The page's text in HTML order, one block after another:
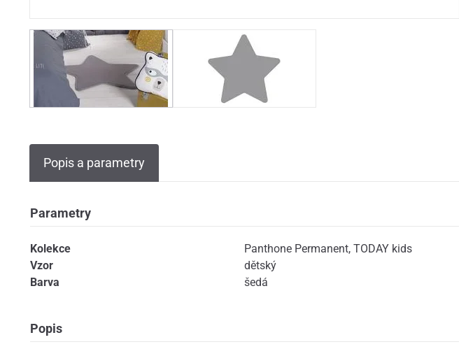
Popis a parametry
Parametry
Kolekce Panthone Permanent, TODAY kids
Vzor
dětský
Barva
šedá
Popis